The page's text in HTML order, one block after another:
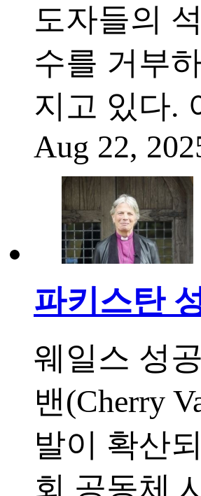
도자들의
수를 거부
지고 있다.
Aug 22,
파키스탄
웨일스 성
밴(Cherry
발이 확산
회 공동체